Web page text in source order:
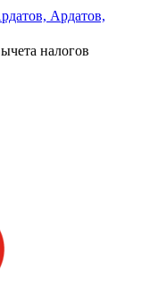
Ардатов,
налогов